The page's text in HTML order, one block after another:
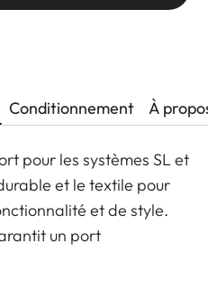
Conditionnement À
pour les systèmes SL et
et le textile pour
et de style.
un port